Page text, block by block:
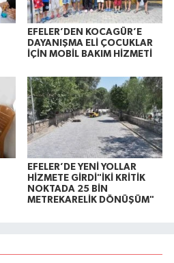
EFELER’DEN KOCAGÜR’E
DAYANIŞMA ELİ ÇOCUKLAR
İÇİN MOBİL BAKIM HİZMETİ
EFELER’DE YENİ YOLLAR
HİZMETE GİRDİ"İKİ KRİTİK
NOKTADA 25 BİN
METREKARELİK DÖNÜŞÜM"